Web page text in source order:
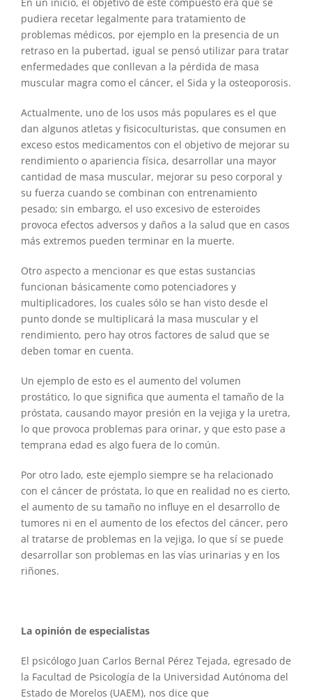
pudiera recetar legalmente para tratamiento de
problemas médicos, por ejemplo en la presencia de un
retraso en la pubertad, igual se pensó utilizar para tratar
enfermedades que conllevan a la pérdida de masa
muscular magra como el cáncer, el Sida y la osteoporosis.
Actualmente, uno de los usos más populares es el que
dan algunos atletas y fisicoculturistas, que consumen en
exceso estos medicamentos con el objetivo de mejorar su
rendimiento o apariencia física, desarrollar una mayor
cantidad de masa muscular, mejorar su peso corporal y
su fuerza cuando se combinan con entrenamiento
pesado; sin embargo, el uso excesivo de esteroides
provoca efectos adversos y daños a la salud que en casos
más extremos pueden terminar en la muerte.
Otro aspecto a mencionar es que estas sustancias
funcionan básicamente como potenciadores y
multiplicadores, los cuales sólo se han visto desde el
punto donde se multiplicará la masa muscular y el
rendimiento, pero hay otros factores de salud que se
deben tomar en cuenta.
Un ejemplo de esto es el aumento del volumen
prostático, lo que significa que aumenta el tamaño de la
próstata, causando mayor presión en la vejiga y la uretra,
lo que provoca problemas para orinar, y que esto pase a
temprana edad es algo fuera de lo común.
Por otro lado, este ejemplo siempre se ha relacionado
con el cáncer de próstata, lo que en realidad no es cierto,
el aumento de su tamaño no influye en el desarrollo de
tumores ni en el aumento de los efectos del cáncer, pero
al tratarse de problemas en la vejiga, lo que sí se puede
desarrollar son problemas en las vías urinarias y en los
riñones.
La opinión de especialistas
El psicólogo Juan Carlos Bernal Pérez Tejada, egresado de
la Facultad de Psicología de la Universidad Autónoma del
Estado de Morelos (UAEM), nos dice que